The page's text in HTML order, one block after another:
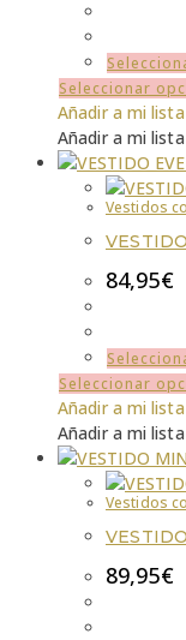
Seleccionar
Añadir a mi
Añadir a mi
Vestidos
84,95€
Seleccionar
Añadir a mi
Añadir a mi
Vestidos
89,95€